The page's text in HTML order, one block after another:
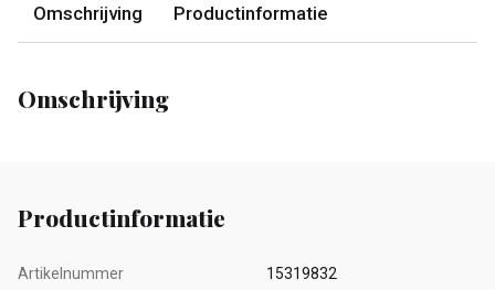
Omschrijving Productinformatie
Omschrijving
Productinformatie
Artikelnummer 15319832